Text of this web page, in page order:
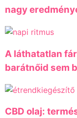
nagy
A láthatatlan
barátnőid sem
CBD olaj: